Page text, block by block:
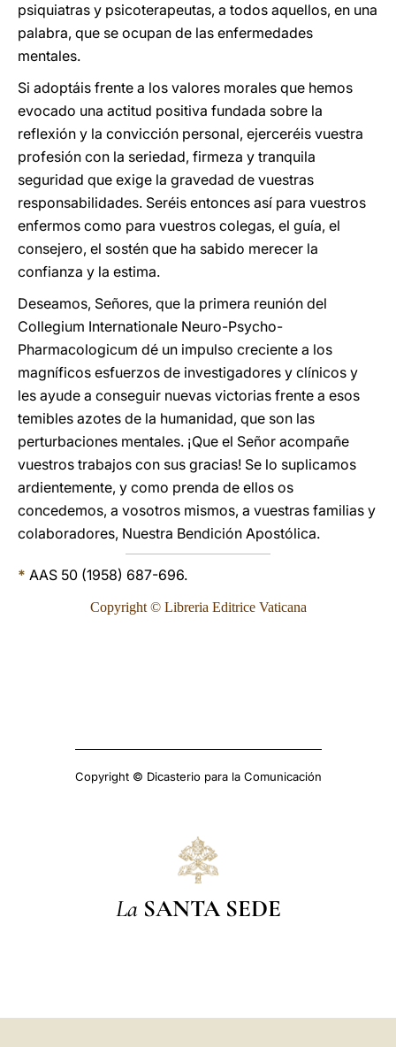
psiquiatras y psicoterapeutas, a todos aquellos, en una
palabra, que se ocupan de las enfermedades
mentales.
Si adoptáis frente a los valores morales que hemos
evocado una actitud positiva fundada sobre la
reflexión y la convicción personal, ejerceréis vuestra
profesión con la seriedad, firmeza y tranquila
seguridad que exige la gravedad de vuestras
responsabilidades. Seréis entonces así para vuestros
enfermos como para vuestros colegas, el guía, el
consejero, el sostén que ha sabido merecer la
confianza y la estima.
Deseamos, Señores, que la primera reunión del
Collegium Internationale Neuro-Psycho-
Pharmacologicum dé un impulso creciente a los
magníficos esfuerzos de investigadores y clínicos y
les ayude a conseguir nuevas victorias frente a esos
temibles azotes de la humanidad, que son las
perturbaciones mentales. ¡Que el Señor acompañe
vuestros trabajos con sus gracias! Se lo suplicamos
ardientemente, y como prenda de ellos os
concedemos, a vosotros mismos, a vuestras familias y
colaboradores, Nuestra Bendición Apostólica.
* AAS 50 (1958) 687-696.
Copyright © Libreria Editrice Vaticana
Copyright © Dicasterio para la Comunicación
La SANTA SEDE